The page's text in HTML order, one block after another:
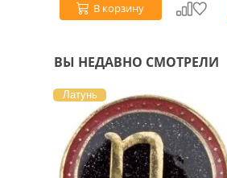
В корзину
ВЫ НЕДАВНО СМОТРЕЛИ
Латунь